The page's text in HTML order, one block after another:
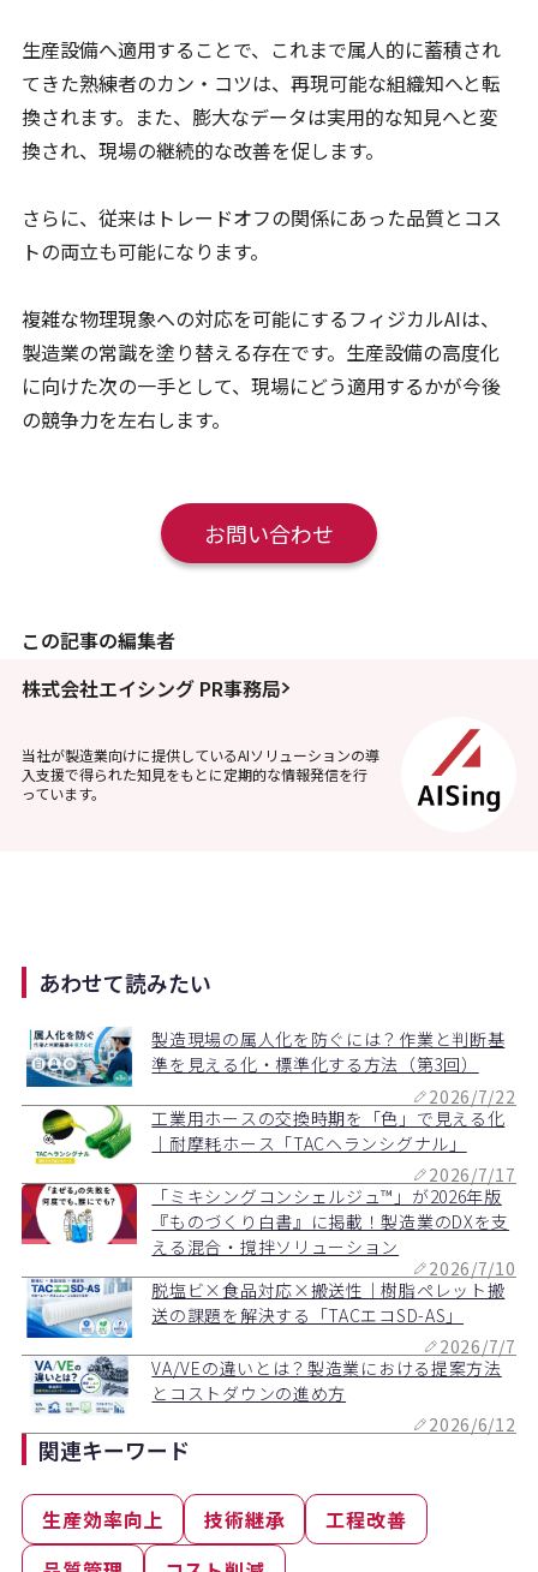
生産設備へ適用することで、これまで属人的に蓄積され
てきた熟練者のカン・コツは、再現可能な組織知へと転
換されます。また、膨大なデータは実用的な知見へと変
換され、現場の継続的な改善を促します。
さらに、従来はトレードオフの関係にあった品質とコス
トの両立も可能になります。
複雑な物理現象への対応を可能にするフィジカルAIは、
製造業の常識を塗り替える存在です。生産設備の高度化
に向けた次の一手として、現場にどう適用するかが今後
の競争力を左右します。
お問い合わせ
この記事の編集者
株式会社エイシング PR事務局
当社が製造業向けに提供しているAIソリューションの導
入支援で得られた知見をもとに定期的な情報発信を行
っています。
あわせて読みたい
製造現場の属人化を防ぐには？作業と判断基
準を見える化・標準化する方法（第3回）
2026/7/22
工業用ホースの交換時期を「色」で見える化
｜耐摩耗ホース「TACヘランシグナル」
2026/7/17
「ミキシングコンシェルジュ™」が2026年版
『ものづくり白書』に掲載！製造業のDXを支
える混合・撹拌ソリューション
2026/7/10
脱塩ビ×食品対応×搬送性｜樹脂ペレット搬
送の課題を解決する「TACエコSD-AS」
2026/7/7
VA/VEの違いとは？製造業における提案方法
とコストダウンの進め方
2026/6/12
関連キーワード
生産効率向上 技術継承
工程改善